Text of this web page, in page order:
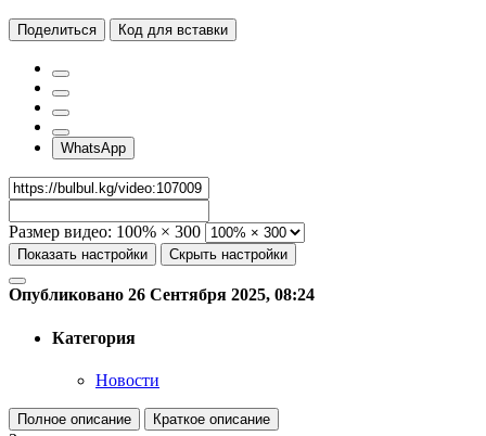
Поделиться Код для вставки
WhatsApp
Размер видео: 100% × 300
Показать настройки Скрыть настройки
Опубликовано 26 Сентября 2025, 08:24
Категория
Новости
Полное описание Краткое описание